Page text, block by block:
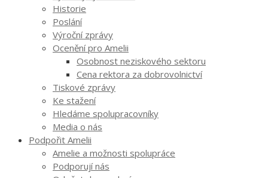
Historie
Poslání
Výroční zprávy
Ocenění pro Amelii
Osobnost neziskového sektoru
Cena rektora za dobrovolnictví
Tiskové zprávy
Ke stažení
Hledáme spolupracovníky
Media o nás
Podpořit Amelii
Amelie a možnosti spolupráce
Podporují nás